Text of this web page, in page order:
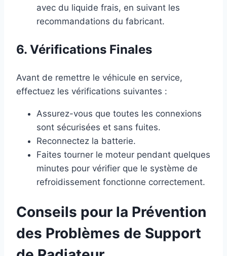
avec du liquide frais, en suivant les
recommandations du fabricant.
6. Vérifications Finales
Avant de remettre le véhicule en service,
effectuez les vérifications suivantes :
Assurez-vous que toutes les connexions
sont sécurisées et sans fuites.
Reconnectez la batterie.
Faites tourner le moteur pendant quelques
minutes pour vérifier que le système de
refroidissement fonctionne correctement.
Conseils pour la Prévention
des Problèmes de Support